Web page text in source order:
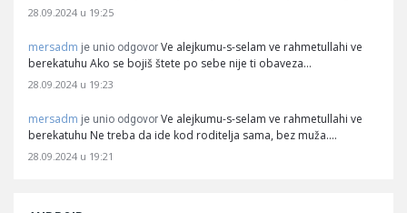
28.09.2024 u 19:25
mersadm je unio odgovor Ve alejkumu-s-selam ve rahmetullahi ve
berekatuhu Ako se bojiš štete po sebe nije ti obaveza…
28.09.2024 u 19:23
mersadm je unio odgovor Ve alejkumu-s-selam ve rahmetullahi ve
berekatuhu Ne treba da ide kod roditelja sama, bez muža.…
28.09.2024 u 19:21